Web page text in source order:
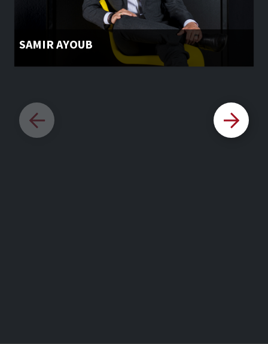
SAMIR AYOUB